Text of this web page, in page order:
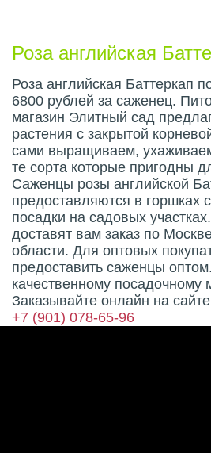
Роза английская
Роза английская Баттеркап
6800 рублей за саженец.
магазин Элитный сад
растения с закрытой
сами выращиваем,
те сорта которые пригодны
Саженцы розы английской
предоставляются в горшках
посадки на садовых
доставят вам заказ по
области. Для оптовых
предоставить саженцы
качественному посадочному
Заказывайте онлайн на
+7 (901) 078-65-96